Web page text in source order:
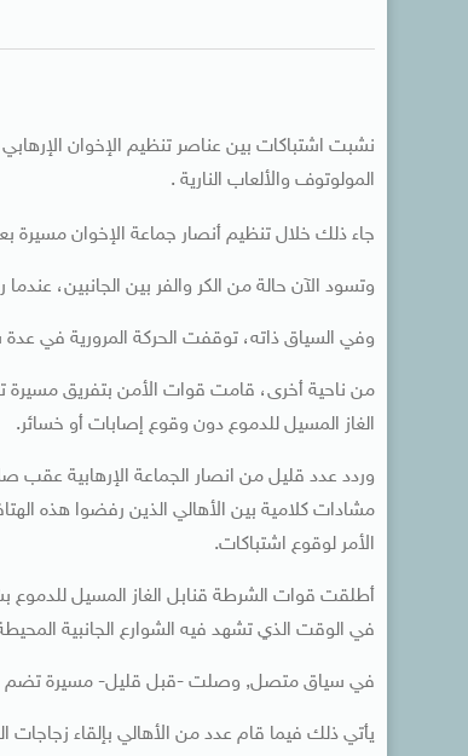
نشبت اشتباكات بين عناصر تنظيم الإخوان
المولوتوف والألعاب النارية .
جاء ذلك خلال تنظيم أنصار جماعة الإخوان
وتسود الآن حالة من الكر والفر بين الجانبين،
وفي السياق ذاته، توقفت الحركة المرورية في
من ناحية أخرى، قامت قوات الأمن بتفريق مسيرة
الغاز المسيل للدموع دون وقوع إصابات أو خسائر.
وردد عدد قليل من انصار الجماعة الإرهابية عقب
مشادات كلامية بين الأهالي الذين رفضوا هذه
الأمر لوقوع اشتباكات.
أطلقت قوات الشرطة قنابل الغاز المسيل للدموع
في الوقت الذي تشهد فيه الشوارع الجانبية
في سياق متصل, وصلت -قبل قليل- مسيرة تضم
يأتي ذلك فيما قام عدد من الأهالي بإلقاء